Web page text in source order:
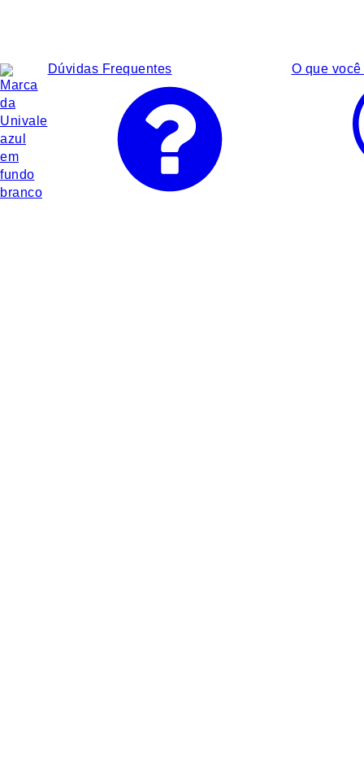
Dúvidas Frequentes O que